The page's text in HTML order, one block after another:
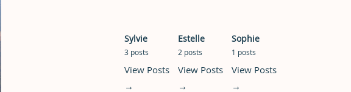
Sylvie
3 posts
View Posts
→
Estelle
2 posts
View Posts
→
Sophie
1 posts
View Posts
→